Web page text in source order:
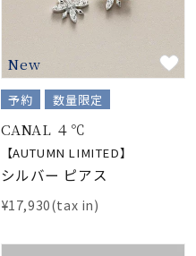
New
予約 数量限定
CANAL ４℃
【AUTUMN LIMITED】
シルバー ピアス
¥17,930(tax in)